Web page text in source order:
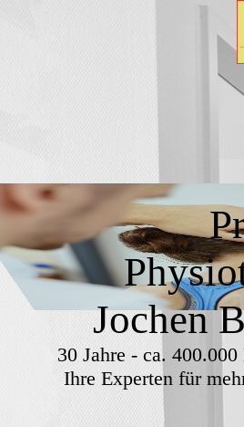
Jochen
30 Jahre - ca.
Ihre Experten für